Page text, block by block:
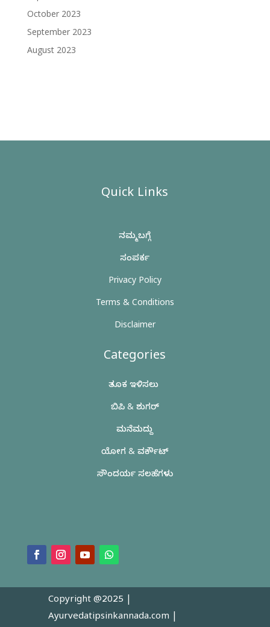
October 2023
September 2023
August 2023
Quick Links
ನಮ್ಮ ಬಗ್ಗೆ
ಸಂಪರ್ಕ
Privacy Policy
Terms & Conditions
Disclaimer
Categories
ತೂಕ ಇಳಿಸಲು
ಬಿಪಿ & ಶುಗರ್
ಮನೆಮದ್ದು
ಯೋಗ & ವರ್ಕೌಟ್
ಸೌಂದರ್ಯ ಸಲಹೆಗಳು
Copyright @2025 |
Ayurvedatipsinkannada.com